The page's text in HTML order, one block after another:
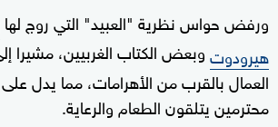
ورفض حواس نظرية "العبيد" التي روج لها
هيرودوتوبعض الكتاب الغربيين، مشيرا
العمال بالقرب من الأهرامات، مما يدل على
محترمين يتلقون الطعام والرعاية.